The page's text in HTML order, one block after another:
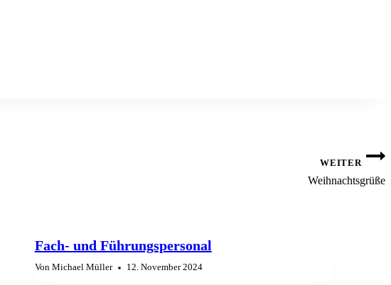
WEITER
Weihnachtsgrüße
Fach- und Führungspersonal
Von Michael Müller 12. November 2024